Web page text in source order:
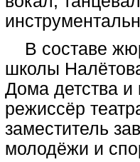
В составе
школы
Дома детства
режиссёр
заместитель
молодёжи и